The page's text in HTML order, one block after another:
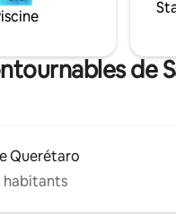
de
Querétaro
habitants